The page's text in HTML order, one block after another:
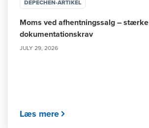
DEPECHEN-ARTIKEL
Moms ved afhentningssalg – stærke
dokumentationskrav
JULY 29, 2026
Læs mere